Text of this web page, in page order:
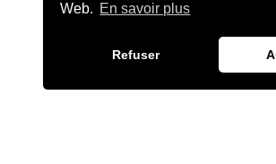
Web. En savoir plus
Refuser